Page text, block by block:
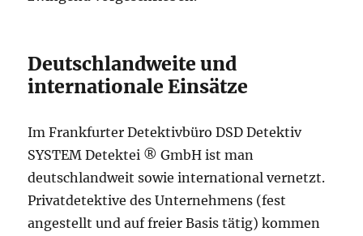
Deutschlandweite und
internationale Einsätze
Im Frankfurter Detektivbüro DSD Detektiv
SYSTEM Detektei ® GmbH ist man
deutschlandweit sowie international vernetzt.
Privatdetektive des Unternehmens (fest
angestellt und auf freier Basis tätig) kommen